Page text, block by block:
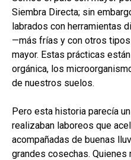
Siembra Directa; sin
labrados con herramientas
—más frías y con otros
mayor. Estas prácticas
orgánica, los
de nuestros suelos.
Pero esta historia parecía
realizaban laboreos que
acompañadas de buenas
grandes cosechas.